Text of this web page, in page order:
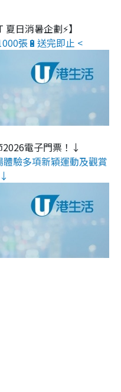
夏日消暑企劃⚡】
張🔋送完即止 <
電子門票！↓
驗多項新穎運動及觀賞